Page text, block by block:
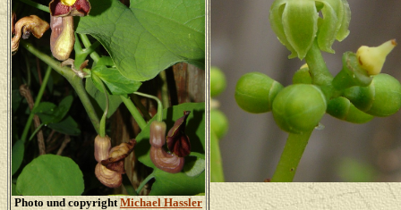
Photo und copyrightMichael Hassler